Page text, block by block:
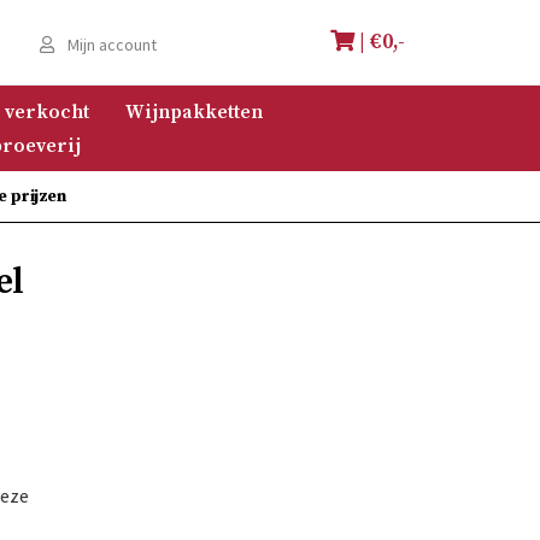
Mijn account | €0,-
verkocht
Wijnpakketten
prijzen